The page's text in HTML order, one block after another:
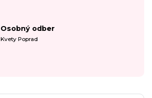
Osobný odber
Kvety Poprad